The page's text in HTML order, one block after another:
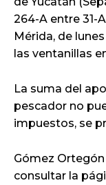
264-A entre 31-
Mérida, de
las ventanillas
La suma del
pescador no
impuestos, se
Gómez
consultar la